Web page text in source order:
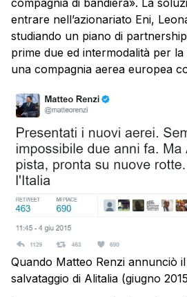
entrare nell’azionariato Eni,
studiando un piano di
prime due ed intermodalità per
una compagnia aerea europea
Quando Matteo Renzi annunciò
salvataggio di Alitalia (giugno